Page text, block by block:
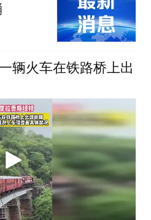
辆火车在铁路桥上出